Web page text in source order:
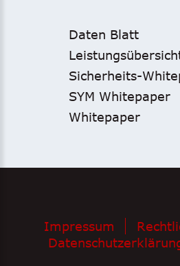
Daten Blatt
Sicherheits-
SYM Whitepaper
Whitepaper
Impressum